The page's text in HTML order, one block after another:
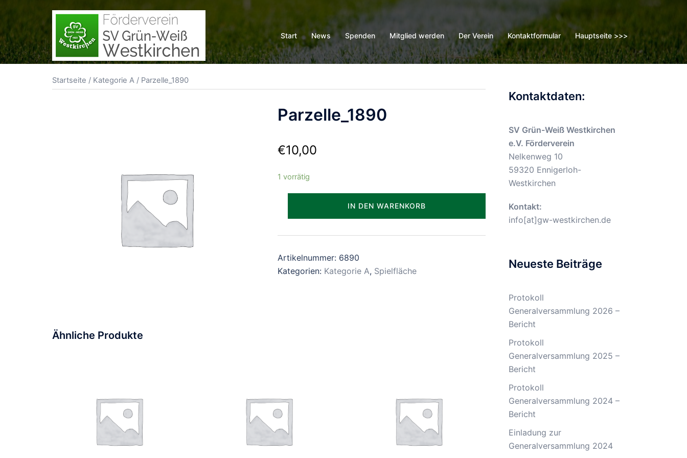
springen
Start News Spenden Mitglied werden Der Verein Kontaktformular Hauptseite >>>
Startseite / Kategorie A / Parzelle_1890
Parzelle_1890
€10,00
1 vorrätig
IN DEN WARENKORB
Artikelnummer: 6890
Kategorien: Kategorie A, Spielfläche
Ähnliche Produkte
Kontaktdaten:
SV Grün-Weiß Westkirchen
e.V. Förderverein
Nelkenweg 10
59320 Ennigerloh-
Westkirchen
Kontakt:
info[at]gw-westkirchen.de
Neueste Beiträge
Protokoll
Generalversammlung 2026 –
Bericht
Protokoll
Generalversammlung 2025 –
Bericht
Protokoll
Generalversammlung 2024 –
Bericht
Einladung zur
Generalversammlung 2024